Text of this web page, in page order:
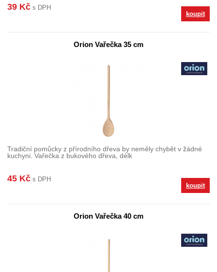
39 Kč s DPH
koupit
Orion Vařečka 35 cm
Tradiční pomůcky z přírodního dřeva by neměly chybět v žádné
kuchyni. Vařečka z bukového dřeva, délk
45 Kč s DPH
koupit
Orion Vařečka 40 cm